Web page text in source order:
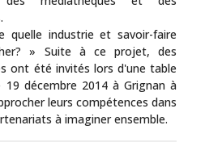
industrie et savoir-faire
» Suite à ce projet, des
ont été invités lors d'une table
décembre 2014 à Grignan à
leurs compétences dans
à imaginer ensemble.